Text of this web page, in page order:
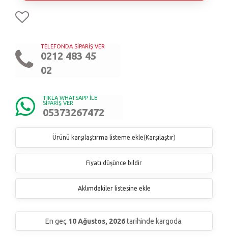
TELEFONDA SİPARİŞ VER
0212 483 45
02
TIKLA WHATSAPP İLE
SİPARİŞ VER
05373267472
Ürünü karşılaştırma listeme ekle(Karşılaştır)
Fiyatı düşünce bildir
Aklımdakiler listesine ekle
En geç 10 Ağustos, 2026tarihinde kargoda.